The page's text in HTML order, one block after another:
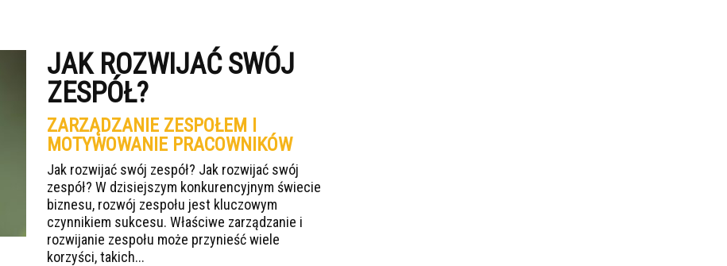
JAK ROZWIJAĆ SWÓJ
ZESPÓŁ?
ZARZĄDZANIE ZESPOŁEM I
MOTYWOWANIE PRACOWNIKÓW
Jak rozwijać swój zespół? Jak rozwijać swój
zespół? W dzisiejszym konkurencyjnym świecie
biznesu, rozwój zespołu jest kluczowym
czynnikiem sukcesu. Właściwe zarządzanie i
rozwijanie zespołu może przynieść wiele
korzyści, takich...